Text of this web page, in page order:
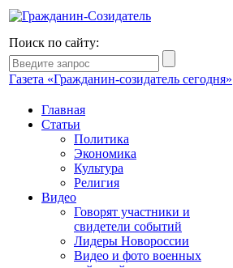
Поиск по сайту:
Газета «Гражданин-созидатель сегодня»
Главная
Статьи
Политика
Экономика
Культура
Религия
Видео
Говорят участники и
свидетели событий
Лидеры Новороссии
Видео и фото военных